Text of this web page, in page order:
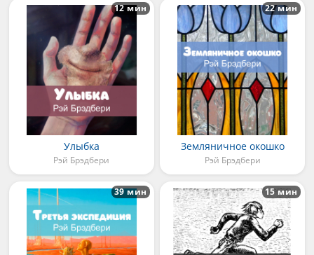
Улыбка
Рэй Брэдбери
12 мин
Земляничное окошко
Рэй Брэдбери
22 мин
39 мин 15 мин